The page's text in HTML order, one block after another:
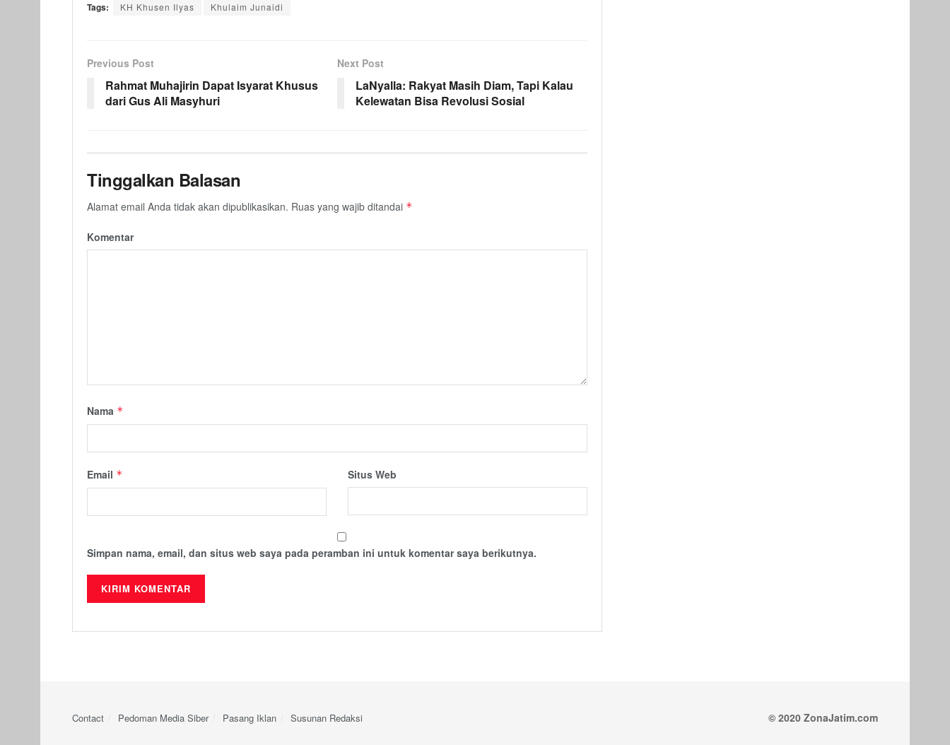
Tags: KH Khusen Ilyas Khulaim Junaidi
Previous Post
Rahmat Muhajirin Dapat Isyarat Khusus
dari Gus Ali Masyhuri
Next Post
LaNyalla: Rakyat Masih Diam, Tapi Kalau
Kelewatan Bisa Revolusi Sosial
Tinggalkan Balasan
Alamat email Anda tidak akan dipublikasikan. Ruas yang wajib ditandai *
Komentar
Nama *
Email * Situs Web
Simpan nama, email, dan situs web saya pada peramban ini untuk komentar saya berikutnya.
Contact Pedoman Media Siber Pasang Iklan Susunan Redaksi © 2020 ZonaJatim.com